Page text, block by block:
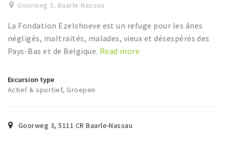
Enclaves
Musée et théâtre
Piste cyclable
Goorweg 3, Baarle-Nassau
La Fondation Ezelshoeve est un refuge pour les ânes
négligés, maltraités, malades, vieux et désespérés des
Pays-Bas et de Belgique. Read more
Excursion type
Actief & sportief, Groepen
Goorweg 3,5111 CR Baarle-Nassau